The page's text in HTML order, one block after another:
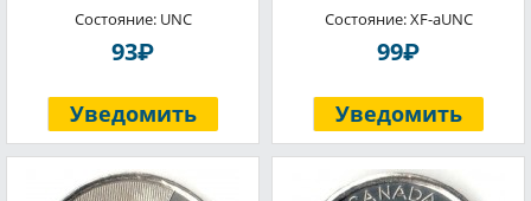
Состояние: UNC
93P
Уведомить
Состояние: XF-aUNC
99P
Уведомить